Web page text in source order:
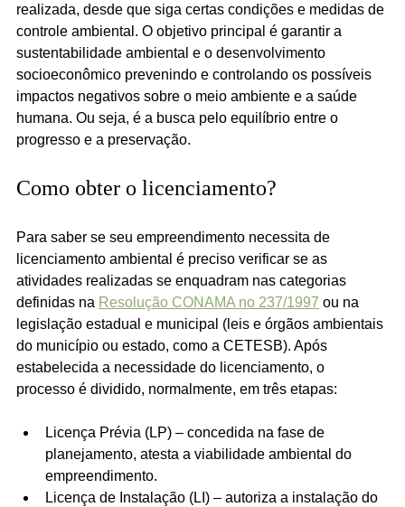
realizada, desde que siga certas condições e medidas de
controle ambiental. O objetivo principal é garantir a
sustentabilidade ambiental e o desenvolvimento
socioeconômico prevenindo e controlando os possíveis
impactos negativos sobre o meio ambiente e a saúde
humana. Ou seja, é a busca pelo equilíbrio entre o
progresso e a preservação.
Como obter o licenciamento?
Para saber se seu empreendimento necessita de
licenciamento ambiental é preciso verificar se as
atividades realizadas se enquadram nas categorias
definidas na Resolução CONAMA no 237/1997 ou na
legislação estadual e municipal (leis e órgãos ambientais
do município ou estado, como a CETESB). Após
estabelecida a necessidade do licenciamento, o
processo é dividido, normalmente, em três etapas:
Licença Prévia (LP) – concedida na fase de
planejamento, atesta a viabilidade ambiental do
empreendimento.
Licença de Instalação (LI) – autoriza a instalação do